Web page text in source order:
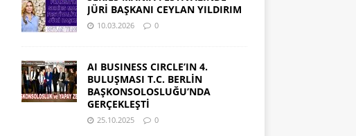
JÜRİ BAŞKANI CEYLAN YILDIRIM
10.03.2026 0
AI BUSINESS CIRCLE’IN 4.
BULUŞMASI T.C. BERLİN
BAŞKONSOLOSLUĞU’NDA
GERÇEKLEŞTİ
25.10.2025 0